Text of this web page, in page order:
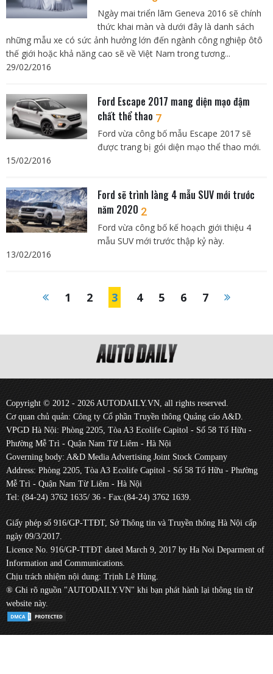
Ngày mai triển lãm Geneva 2016 sẽ chính
thức khai màn và dưới đây là danh sách
những mẫu xe có sức ảnh hưởng lớn đến ngành công nghiệp ôtô
thế giới hoặc khả năng cao sẽ về Việt Nam trong tương...
29/02/2016
Ford Escape 2017 mang diện mạo đậm
chất thể thao 7
Ford vừa công bố mẫu Escape 2017 sẽ
được trang bị gói diện mạo thể thao mới.
15/02/2016
Ford sẽ trình làng 4 mẫu SUV mới trước
năm 2020 2
Ford vừa công bố kế hoạch giới thiệu 4
mẫu SUV mới trước thập kỷ này.
13/02/2016
1 2 3 4 5 6 7
Copyright © 2012 - 2026 AUTODAILY.VN, all rights reserved.
Cơ quan chủ quản: Công ty Cổ phần Truyền thông Quảng cáo A&D.
VPGD Hà Nội: Phòng 2205, Tòa A3 Ecolife Capitol - Số 58 Tố Hữu -
Phường Mễ Trì - Quận Nam Từ Liêm - Hà Nội
Governing body: A&D Media Advertising Joint Stock Company
Address: Phòng 2205, Tòa A3 Ecolife Capitol - Số 58 Tố Hữu - Phường
Mễ Trì - Quận Nam Từ Liêm - Hà Nội
Tel: (84-24) 3762 1635/ 36 - Fax:(84-24) 3762 1639.
Giấy phép số 916/GP-TTĐT, Sở Thông tin và Truyền thông Hà Nội cấp
ngày 09/3/2017.
Licence No. 916/GP-TTĐT dated March 9, 2017 by Ha Noi Deparment of
Information and Communications.
Chịu trách nhiệm nội dung: Trịnh Lê Hùng.
® Ghi rõ nguồn "AUTODAILY.VN" khi bạn phát hành lại thông tin từ
website này.